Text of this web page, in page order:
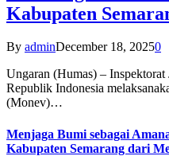
Kabupaten
By adminDecember 18, 20250
Ungaran (Humas) –
Republik Indonesia
(Monev)…
Menjaga Bumi sebagai
Kabupaten Semarang dari